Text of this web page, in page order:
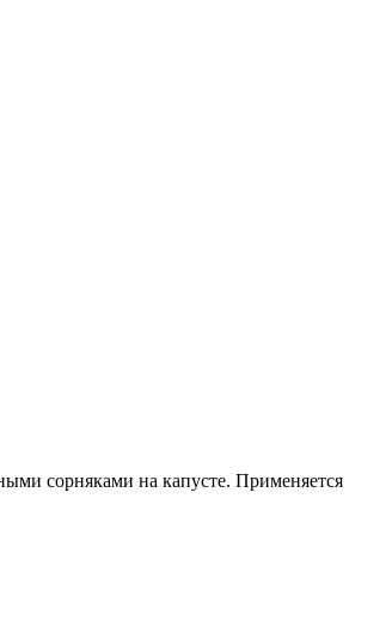
сорняками на капусте. Применяется